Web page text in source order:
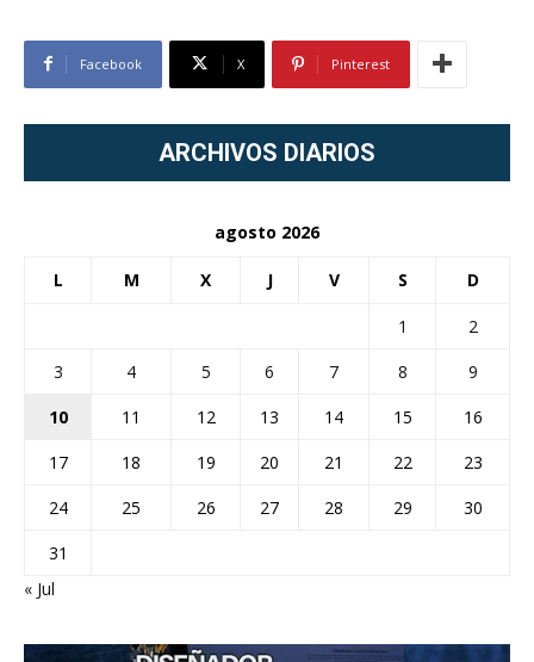
Facebook X Pinterest
ARCHIVOS DIARIOS
agosto 2026
L M X J V S D
1
2
3
4 5 6 7 8
9
10
11 12 13 14 15
16
17
18 19 20 21 22
23
24
25 26 27 28 29
30
31
« Jul